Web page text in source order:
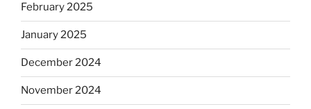
February 2025
January 2025
December 2024
November 2024